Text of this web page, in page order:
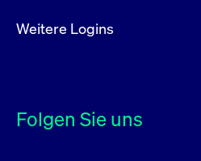
Weitere Logins
Folgen Sie uns